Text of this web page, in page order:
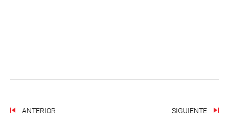
ANTERIOR SIGUIENTE